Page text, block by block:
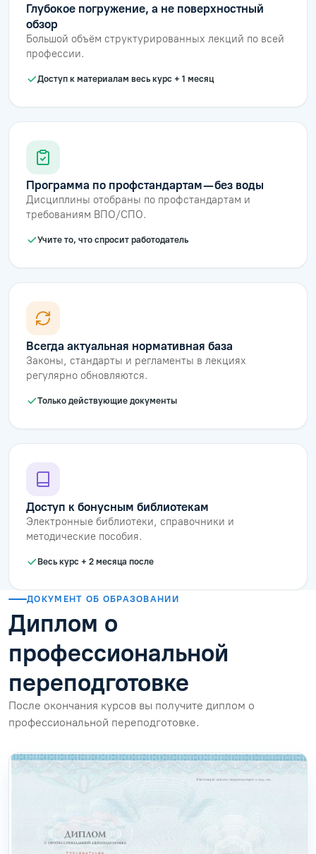
Глубокое погружение, а не поверхностный
обзор
Большой объём структурированных лекций по всей
профессии.
Доступ к материалам весь курс + 1 месяц
Программа по профстандартам — без воды
Дисциплины отобраны по профстандартам и
требованиям ВПО/СПО.
Учите то, что спросит работодатель
Всегда актуальная нормативная база
Законы, стандарты и регламенты в лекциях
регулярно обновляются.
Только действующие документы
Доступ к бонусным библиотекам
Электронные библиотеки, справочники и
методические пособия.
Весь курс + 2 месяца после
ДОКУМЕНТ ОБ ОБРАЗОВАНИИ
Диплом о
профессиональной
переподготовке
После окончания курсов вы получите диплом о
профессиональной переподготовке.